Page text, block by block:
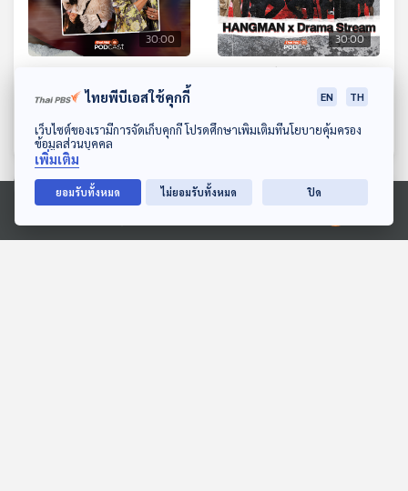
ดาวน์โหลด Thai PBS Podcast Application
Ⓒ 2020 องค์การกระจายเสียงและแพร่ภาพสาธารณะแห่งประเทศไทย
30:00
กับเรื่องเล่าหลังไมค์ของ
ครอบครัวศิลปิน
นักผจญเพลง Podcast
30:00
2 วงร็อกยุค 2000
HANGMAN x Drama
Stream
นักผจญเพลง Podcast
ตอนที่เกี่ยวข้อง
ไทยพีบีเอสใช้คุกกี้ EN TH
เว็บไซต์ของเรามีการจัดเก็บคุกกี้ โปรดศึกษาเพิ่มเติมที่นโยบายคุ้มครอง
ข้อมูลส่วนบุคคล
เพิ่มเติม
ยอมรับทั้งหมด ไม่ยอมรับทั้งหมด ปิด